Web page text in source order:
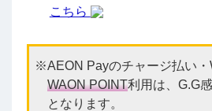
こちら
AEON Payのチャージ払い・
WAON POINT利用は、G.G
となります。